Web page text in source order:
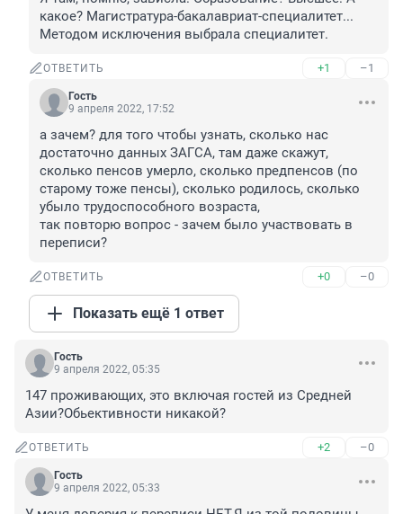
какое? Магистратура-бакалавриат-специалитет...
Методом исключения выбрала специалитет.
ОТВЕТИТЬ +1 –1
Гость
9 апреля 2022, 17:52
а зачем? для того чтобы узнать, сколько нас
достаточно данных ЗАГСА, там даже скажут,
сколько пенсов умерло, сколько предпенсов (по
старому тоже пенсы), сколько родилось, сколько
убыло трудоспособного возраста,
так повторю вопрос - зачем было участвовать в
переписи?
ОТВЕТИТЬ +0 –0
Показать ещё 1 ответ
Гость
9 апреля 2022, 05:35
147 проживающих, это включая гостей из Средней
Азии?Обьективности никакой?
ОТВЕТИТЬ +2 –0
Гость
9 апреля 2022, 05:33